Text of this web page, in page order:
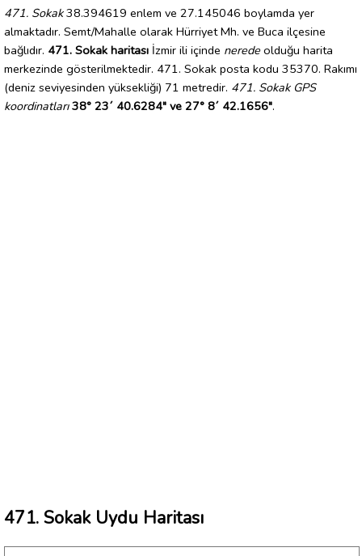
471. Sokak38.394619 enlem ve 27.145046 boylamda yer
almaktadır. Semt/Mahalle olarak Hürriyet Mh. ve Buca ilçesine
bağlıdır. 471. Sokak haritası İzmir ili içinde nerede olduğu harita
merkezinde gösterilmektedir. 471. Sokak posta kodu 35370. Rakımı
(deniz seviyesinden yüksekliği) 71 metredir. 471. Sokak GPS
koordinatları 38° 23´ 40.6284" ve 27° 8´ 42.1656".
471. Sokak Uydu Haritası